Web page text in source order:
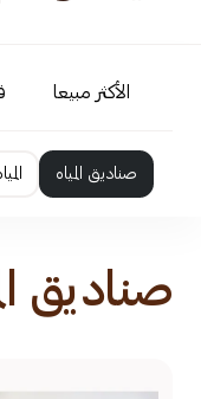
الأكثر مبيعا
صناديق المياه
صناديق